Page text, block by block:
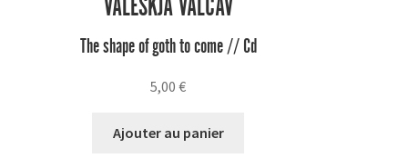
The shape of goth to come // Cd
5,00€
Ajouter au panier